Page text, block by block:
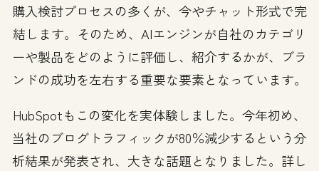
購入検討プロセスの多くが、今やチャット形式で完
結します。そのため、AIエンジンが自社のカテゴリ
ーや製品をどのように評価し、紹介するかが、ブラ
ンドの成功を左右する重要な要素となっています。
HubSpotもこの変化を実体験しました。今年初め、
当社のブログトラフィックが80％減少するという分
析結果が発表され、大きな話題となりました。詳し